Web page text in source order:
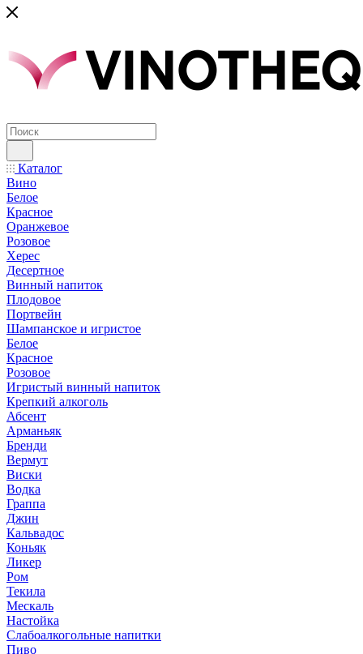
Каталог
Вино
Белое
Красное
Оранжевое
Розовое
Херес
Десертное
Винный напиток
Плодовое
Портвейн
Шампанское и игристое
Белое
Красное
Розовое
Игристый винный напиток
Крепкий алкоголь
Абсент
Арманьяк
Бренди
Вермут
Виски
Водка
Граппа
Джин
Кальвадос
Коньяк
Ликер
Ром
Текила
Мескаль
Настойка
Слабоалкогольные напитки
Пиво